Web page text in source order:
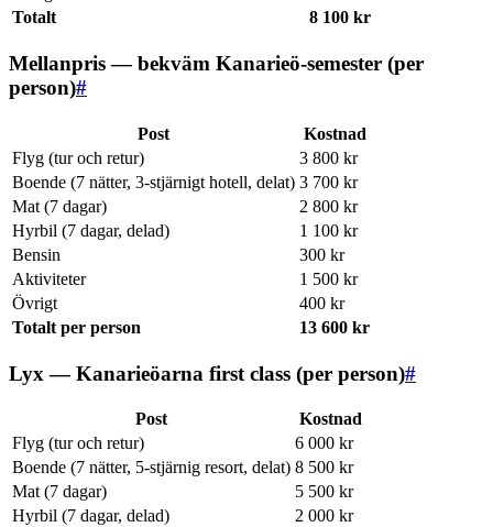
Totalt
8 100 kr
Mellanpris — bekväm Kanarieö-semester (per
person)#
Post
Kostnad
Flyg (tur och retur)
3 800 kr
Boende (7 nätter, 3-stjärnigt hotell, delat) 3 700 kr
Mat (7 dagar)
2 800 kr
Hyrbil (7 dagar, delad)
1 100 kr
Bensin
300 kr
Aktiviteter
1 500 kr
Övrigt
400 kr
Totalt per person
13 600 kr
Lyx — Kanarieöarna first class (per person)#
Post
Kostnad
Flyg (tur och retur)
6 000 kr
Boende (7 nätter, 5-stjärnig resort, delat) 8 500 kr
Mat (7 dagar)
5 500 kr
Hyrbil (7 dagar, delad)
2 000 kr